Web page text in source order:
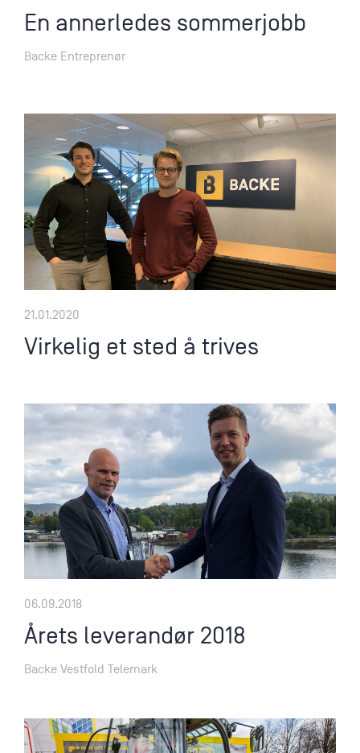
En annerledes sommerjobb
Backe Entreprenør
21.01.2020
Virkelig et sted å trives
06.09.2018
Årets leverandør 2018
Backe Vestfold Telemark